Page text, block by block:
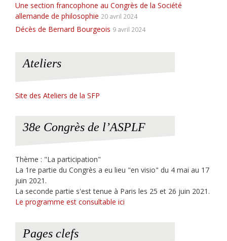
Une section francophone au Congrès de la Société
allemande de philosophie 20 avril 2024
Décès de Bernard Bourgeois 9 avril 2024
Ateliers
Site des Ateliers de la SFP
38e Congrès de l’ASPLF
Thème : "La participation"
La 1re partie du Congrès a eu lieu "en visio" du 4 mai au 17
juin 2021.
La seconde partie s'est tenue à Paris les 25 et 26 juin 2021.
Le programme est consultable ici
Pages clefs